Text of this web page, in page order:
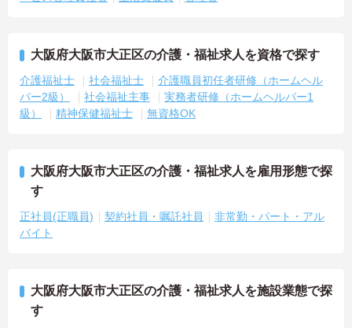
大阪府大阪市大正区の介護・福祉求人を資格で探す
介護福祉士 社会福祉士
介護職員初任者研修（ホームヘル
パー2級）
社会福祉主事
実務者研修（ホームヘルパー1
級）
精神保健福祉士 無資格OK
大阪府大阪市大正区の介護・福祉求人を雇用形態で探
す
正社員(正職員) 契約社員・嘱託社員
非常勤・パート・アル
バイト
大阪府大阪市大正区の介護・福祉求人を施設業態で探
す